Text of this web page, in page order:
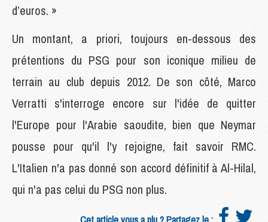
d’euros. »
Un montant, a priori, toujours en-dessous des
prétentions du PSG pour son iconique milieu de
terrain au club depuis 2012. De son côté, Marco
Verratti s'interroge encore sur l'idée de quitter
l'Europe pour l'Arabie saoudite, bien que Neymar
pousse pour qu'il l'y rejoigne, fait savoir RMC.
L'Italien n'a pas donné son accord définitif à Al-Hilal,
qui n'a pas celui du PSG non plus.
Cet article vous a plu ? Partagez le :